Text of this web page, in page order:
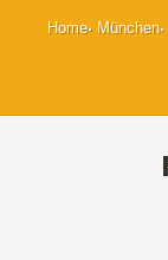
Home München